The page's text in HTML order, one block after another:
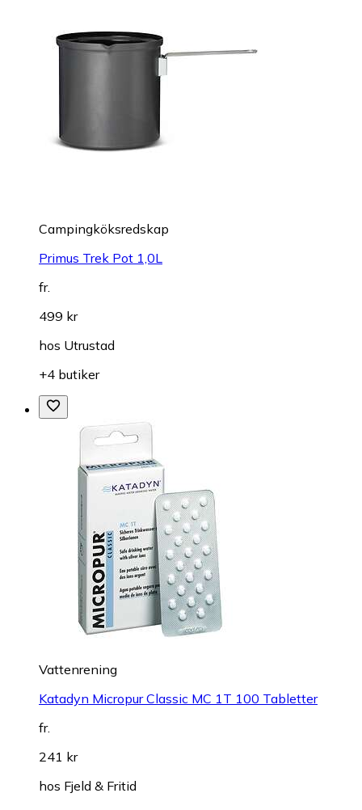
Campingköksredskap
Primus Trek Pot 1,0L
fr.
499 kr
hos Utrustad
+4 butiker
Vattenrening
Katadyn Micropur Classic MC 1T 100 Tabletter
fr.
241 kr
hos Fjeld & Fritid